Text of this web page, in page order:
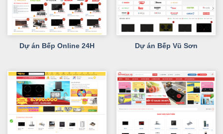
Dự án Bếp Online 24H Dự án Bếp Vũ Sơn